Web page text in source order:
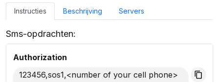
Instructies Beschrijving Servers
Sms-opdrachten:
Authorization
123456,sos1,<number of your cell phone>